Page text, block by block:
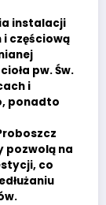
instalacji
częściową
pw. Św.
i
ponadto
pozwolą na
co